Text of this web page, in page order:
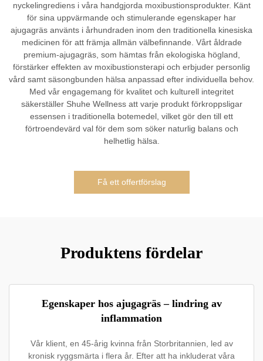
nyckelingrediens i våra handgjorda moxibustionsprodukter. Känt
för sina uppvärmande och stimulerande egenskaper har
ajugagräs använts i århundraden inom den traditionella kinesiska
medicinen för att främja allmän välbefinnande. Vårt åldrade
premium-ajugagräs, som hämtas från ekologiska högland,
förstärker effekten av moxibustionsterapi och erbjuder personlig
vård samt säsongbunden hälsa anpassad efter individuella behov.
Med vår engagemang för kvalitet och kulturell integritet
säkerställer Shuhe Wellness att varje produkt förkroppsligar
essensen i traditionella botemedel, vilket gör den till ett
förtroendevärd val för dem som söker naturlig balans och
helhetlig hälsa.
Få ett offertförslag
Produktens fördelar
Egenskaper hos ajugagräs – lindring av
inflammation
Vår klient, en 45-årig kvinna från Storbritannien, led av
kronisk ryggsmärta i flera år. Efter att ha inkluderat våra